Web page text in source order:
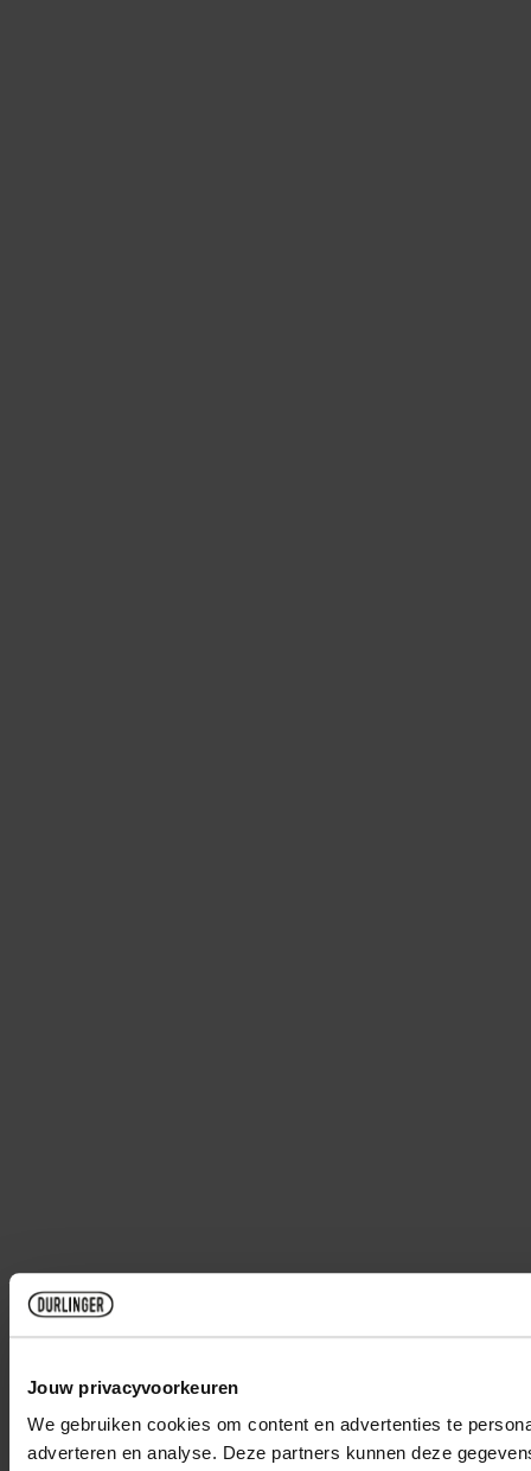
Jouw privacyvoorkeuren
We gebruiken cookies om content en advertenties te
adverteren en analyse. Deze partners kunnen deze